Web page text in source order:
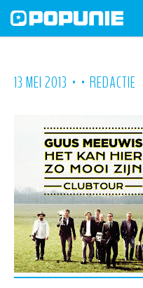
13 MEI 2013 • • REDACTIE